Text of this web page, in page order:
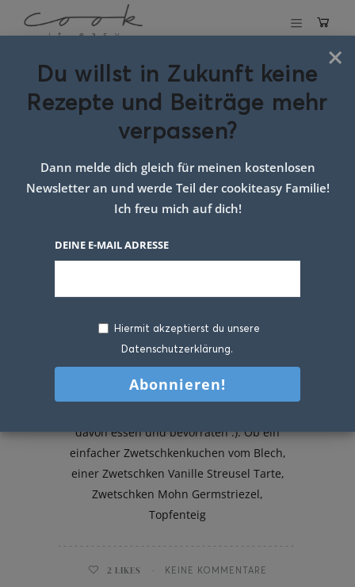
Schlagwort:tarte
Zwetschken Mandel Galette
Zwetschken, Zwetschken, Zwetschken –
davon essen und bevorraten :). Ob ein
einfacher Zwetschkenkuchen vom Blech,
einer Zwetschken Vanille Streusel Tarte,
Zwetschken Mohn Germstriezel,
Topfenteig
2 LIKES KEINE KOMMENTARE
×
Du willst in Zukunft keine
Rezepte und Beiträge mehr
verpassen?
Dann melde dich gleich für meinen kostenlosen
Newsletter an und werde Teil der cookiteasy Familie!
Ich freu mich auf dich!
DEINE E-MAIL ADRESSE
Hiermit akzeptierst du unsere
Datenschutzerklärung.